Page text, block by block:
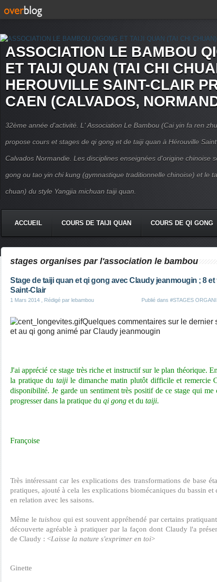
ASSOCIATION LE BAMBOU
ET TAIJI QUAN (TAI CHI
HEROUVILLE SAINT-CLAIR
CAEN (CALVADOS,
32ème année d'activité. L' Association Le Bambou (Cai yin fa ren
propose cours et stages de qi gong et de taiji quan à Hérouville
Calvados Normandie. Les disciplines enseignées d'origine chinoise
gong ou tao yin chi kung (gymnastique traditionnelle chinoise) et le
chuan) du style Yangjia michuan taiji quan.
ACCUEIL COURS DE TAIJI QUAN COURS DE QI GONG
stages organises par l'association le bambou
Stage de taiji quan et qi gong avec Claudy jeanmougin ; 8 et
Saint-Clair
1 Mars 2014 , Rédigé par lebambou Publié dans #STAGES
Quelques commentaires sur le dernier
et au qi gong animé par Claudy jeanmougin
J'ai apprécié ce stage très riche et instructif sur le plan théorique.
la pratique du taijile dimanche matin plutôt difficile et remercie
disponibilité. Je garde un sentiment très positif de ce stage qui
progresser dans la pratique du qi gong et du taiji.
Françoise
Très intéressant car les explications des transformations de base
pratiques, ajouté à cela les explications biomécaniques du bassin
en relation avec les saisons.
Même le tuishou qui est souvent appréhendé par certains
découverte agréable à pratiquer par la façon dont Claudy l'a
de Claudy : <Laisse la nature s'exprimer en toi>
Ginette